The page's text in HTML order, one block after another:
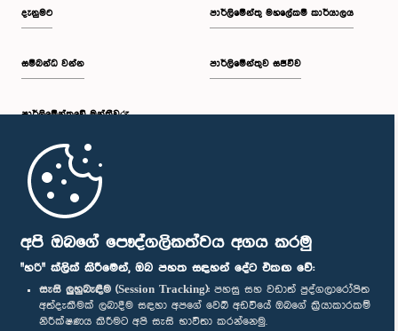
අපි ඔබගේ පෞද්ගලිකත්වය අගය කරමු
"හරි" ක්ලික් කිරීමෙන්, ඔබ පහත සඳහන් දේට එකඟ වේ:
සැසි ලුහුබැඳීම (Session Tracking): පහසු සහ වඩාත් පුද්ගලාරෝපිත
අත්දැකීමක් ලබාදීම සඳහා අපගේ වෙබ් අඩවියේ ඔබගේ ක්‍රියාකාරකම්
නිරීක්ෂණය කිරීමට අපි සැසි භාවිතා කරන්නෙමු.
දැනුමට
සම්බන්ධ වන්න
පාර්ලි‌මේන්තුවේ මන්ත්‍රීවරු
මුල් පිටුව
පාර්ලිමේන්තු මහලේකම් කාර්යාලය
පාර්ලිමේන්තුව සජීවීව
පාර්ලිමේන්තු ජංගම යෙදුම